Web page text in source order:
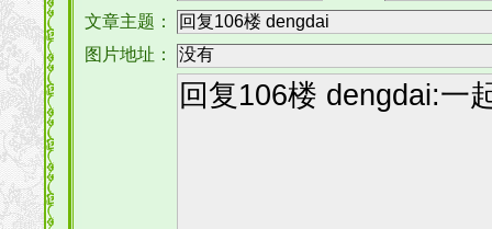
文章主题：
图片地址：